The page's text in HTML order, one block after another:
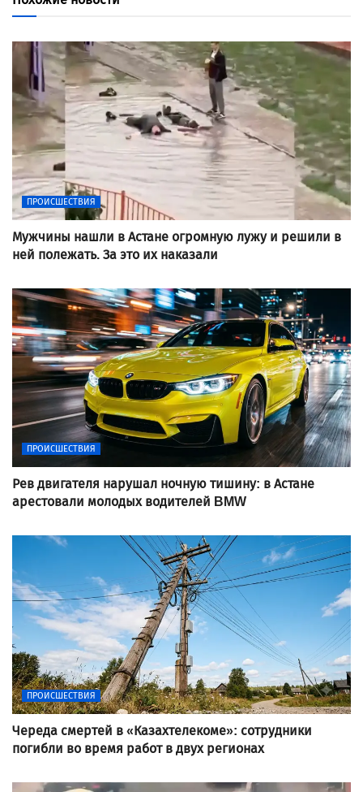
ПРОИСШЕСТВИЯ
Мужчины нашли в Астане огромную лужу и решили в
ней полежать. За это их наказали
ПРОИСШЕСТВИЯ
Рев двигателя нарушал ночную тишину: в Астане
арестовали молодых водителей BMW
ПРОИСШЕСТВИЯ
Череда смертей в «Казахтелекоме»: сотрудники
погибли во время работ в двух регионах